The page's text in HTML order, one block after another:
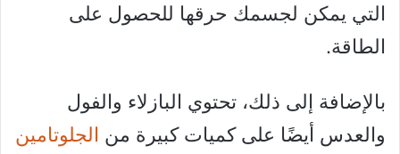
التي يمكن لجسمك حرقها للحصول على
الطاقة.
بالإضافة إلى ذلك، تحتوي البازلاء والفول
والعدس أيضًا على كميات كبيرة من الجلوتامين